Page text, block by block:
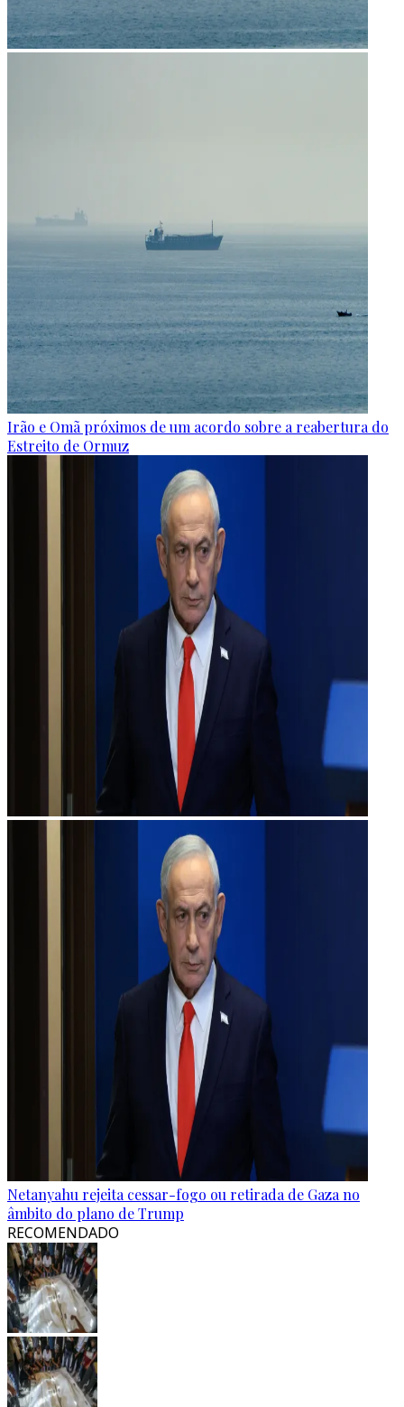
Irão e Omã próximos de um acordo sobre a reabertura do
Estreito de Ormuz
Netanyahu rejeita cessar-fogo ou retirada de Gaza no
âmbito do plano de Trump
RECOMENDADO